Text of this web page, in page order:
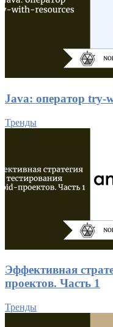
Java: оператор try-
Тренды
Эффективная
проектов. Часть 1
Тренды